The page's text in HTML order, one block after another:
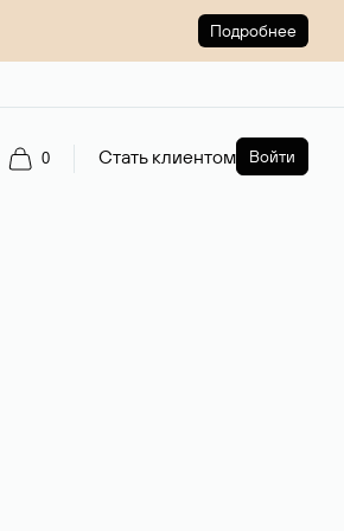
Подробнее
0 Стать клиентом Войти